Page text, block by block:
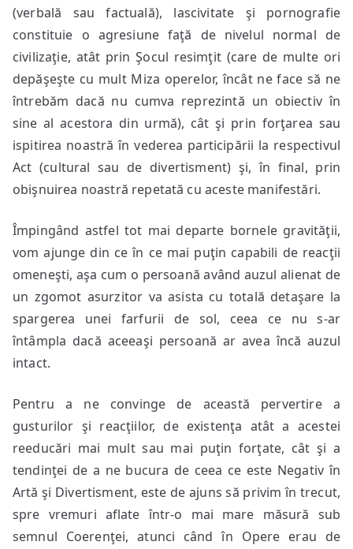
(verbală sau factuală), lascivitate şi pornografie
constituie o agresiune faţă de nivelul normal de
civilizaţie, atât prin Şocul resimţit (care de multe ori
depăşeşte cu mult Miza operelor, încât ne face să ne
întrebăm dacă nu cumva reprezintă un obiectiv în
sine al acestora din urmă), cât şi prin forţarea sau
ispitirea noastră în vederea participării la respectivul
Act (cultural sau de divertisment) şi, în final, prin
obişnuirea noastră repetată cu aceste manifestări.
Împingând astfel tot mai departe bornele gravităţii,
vom ajunge din ce în ce mai puţin capabili de reacţii
omeneşti, aşa cum o persoană având auzul alienat de
un zgomot asurzitor va asista cu totală detaşare la
spargerea unei farfurii de sol, ceea ce nu s-ar
întâmpla dacă aceeaşi persoană ar avea încă auzul
intact.
Pentru a ne convinge de această pervertire a
gusturilor şi reacţiilor, de existenţa atât a acestei
reeducări mai mult sau mai puţin forţate, cât şi a
tendinţei de a ne bucura de ceea ce este Negativ în
Artă şi Divertisment, este de ajuns să privim în trecut,
spre vremuri aflate într-o mai mare măsură sub
semnul Coerenţei, atunci când în Opere erau de